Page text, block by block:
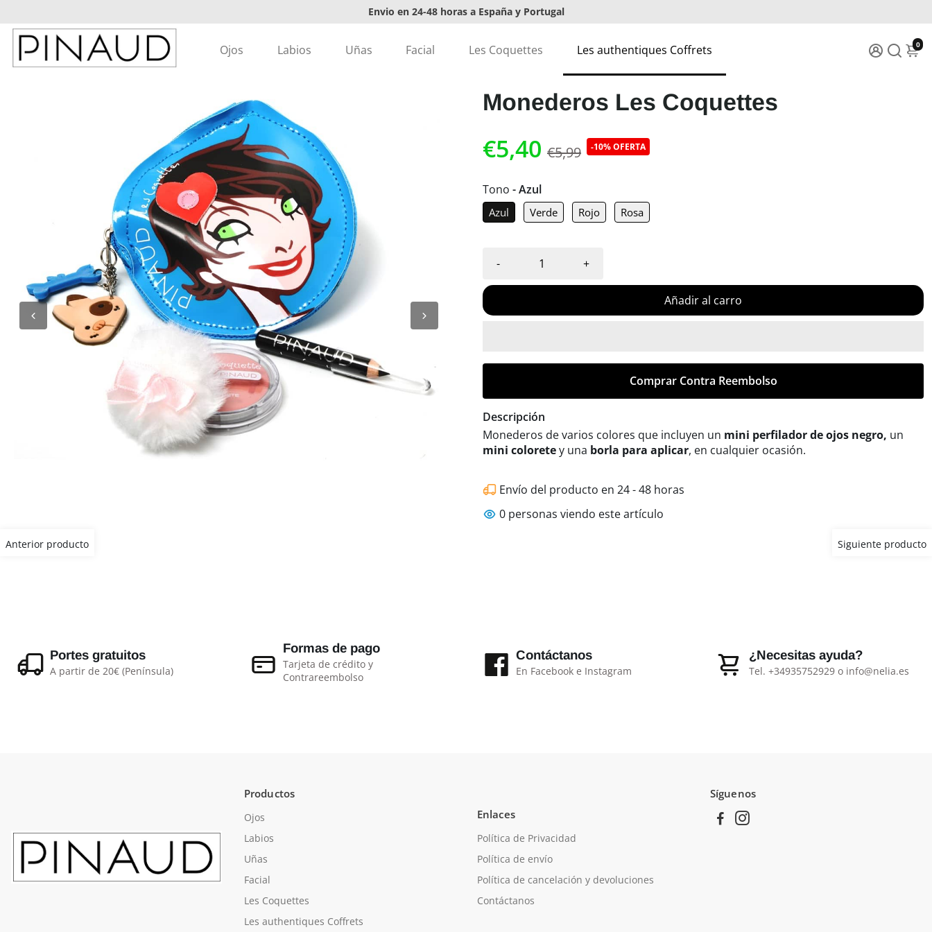
Envio en 24-48 horas a España y Portugal
Ojos Labios Uñas Facial Les Coquettes Les authentiques Coffrets 0
Monederos Les Coquettes
€5,40 €5,99 -10% OFERTA
Tono - Azul
Azul Verde Rojo Rosa
- +
Añadir al carro
Comprar Contra Reembolso
Descripción
Monederos de varios colores que incluyen un mini perfilador de ojos negro, un
mini coloretey una borla para aplicar, en cualquier ocasión.
Envío del producto en 24 - 48 horas
0 personas viendo este artículo
Anterior producto Siguiente producto
Portes gratuitos
A partir de 20€ (Península)
Formas de pago
Tarjeta de crédito y
Contrareembolso
Contáctanos
En Facebook e Instagram
¿Necesitas ayuda?
Tel. +34935752929 o info@nelia.es
Productos
Ojos
Labios
Uñas
Facial
Les Coquettes
Les authentiques Coffrets
Enlaces
Política de Privacidad
Política de envío
Política de cancelación y devoluciones
Contáctanos
Síguenos